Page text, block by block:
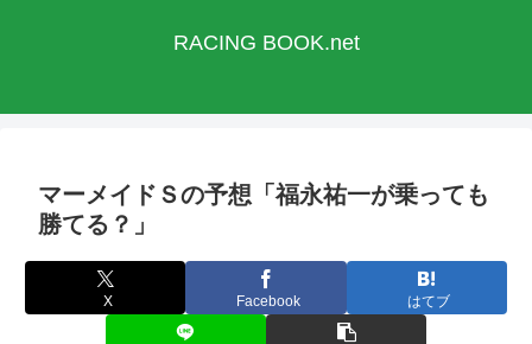
RACING BOOK.net
マーメイドＳの予想「福永祐一が乗っても
勝てる？」
X Facebook はてブ